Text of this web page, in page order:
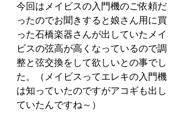
今回はメイビスの入門機のご依頼だ
ったのでお聞きすると娘さん用に買
った石橋楽器さんが出していたメイ
ビスの弦高が高くなっているので調
整と弦交換をして欲しいとの事でし
た。（メイビスってエレキの入門機
は知っていたのですがアコギも出し
ていたんですね～）